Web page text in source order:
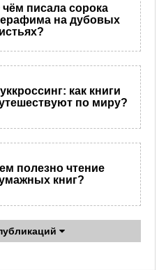
писала сорока
на дубовых
как книги
по миру?
полезно чтение
книг?